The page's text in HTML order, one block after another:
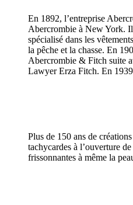
En 1892, l’entreprise
Abercrombie à New York. Il
spécialisé dans les
la pêche et la chasse. En
Abercrombie & Fitch suite
Lawyer Erza Fitch. En
Plus de 150 ans de
tachycardes à l’ouverture
frissonnantes à même la